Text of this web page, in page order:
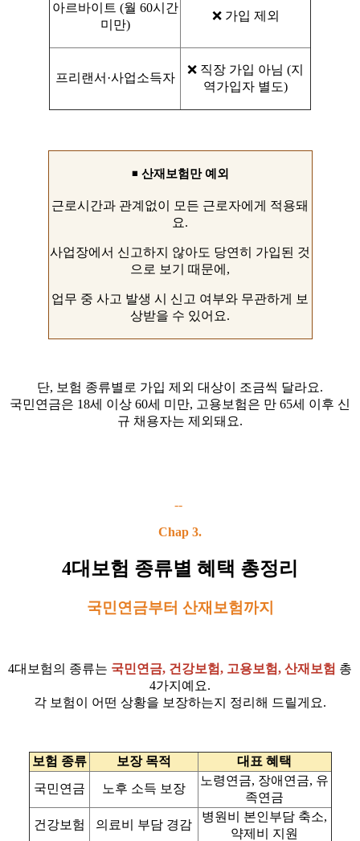
아르바이트 (월 60시간
미만)
❌ 가입 제외
프리랜서·사업소득자
❌ 직장 가입 아님 (지
역가입자 별도)
◾ 산재보험만 예외
근로시간과 관계없이 모든 근로자에게 적용돼
요.
사업장에서 신고하지 않아도 당연히 가입된 것
으로 보기 때문에,
업무 중 사고 발생 시 신고 여부와 무관하게 보
상받을 수 있어요.
단, 보험 종류별로 가입 제외 대상이 조금씩 달라요.
국민연금은 18세 이상 60세 미만, 고용보험은 만 65세 이후 신
규 채용자는 제외돼요.
--
Chap 3.
4대보험 종류별 혜택 총정리
국민연금부터 산재보험까지
4대보험의 종류는 국민연금, 건강보험, 고용보험, 산재보험 총
4가지 예요.
각 보험이 어떤 상황을 보장하는지 정리해 드릴게요.
보험 종류 보장 목적
대표 혜택
국민연금
노후 소득 보장
노령연금, 장애연금, 유
족연금
건강보험
의료비 부담 경감
병원비 본인부담 축소,
약제비 지원